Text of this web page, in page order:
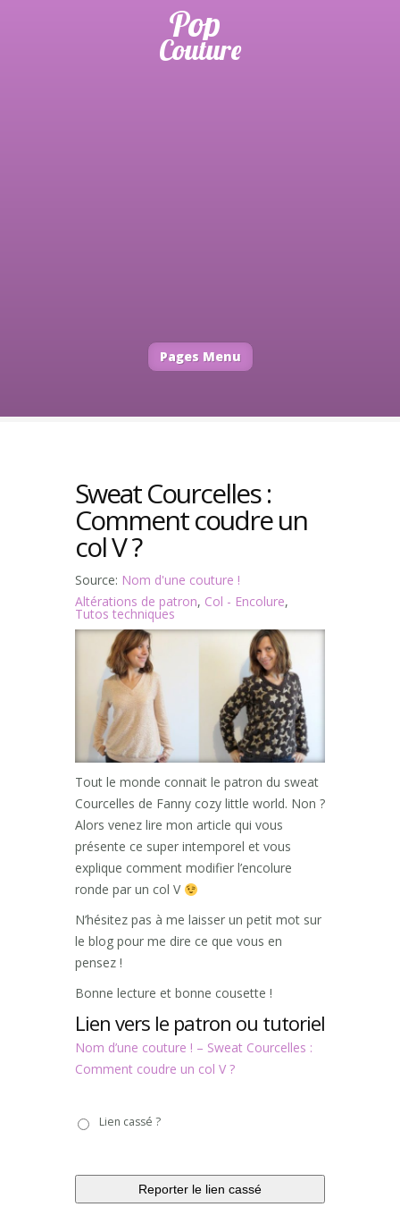
Pages Menu
Sweat Courcelles :
Comment coudre un
col V ?
Source: Nom d'une couture !
Altérations de patron, Col - Encolure,
Tutos techniques
Tout le monde connait le patron du sweat
Courcelles de Fanny cozy little world. Non ?
Alors venez lire mon article qui vous
présente ce super intemporel et vous
explique comment modifier l’encolure
ronde par un col V
N’hésitez pas à me laisser un petit mot sur
le blog pour me dire ce que vous en
pensez !
Bonne lecture et bonne cousette !
Lien vers le patron ou tutoriel
Nom d’une couture ! – Sweat Courcelles :
Comment coudre un col V ?
casséLien cassé ?